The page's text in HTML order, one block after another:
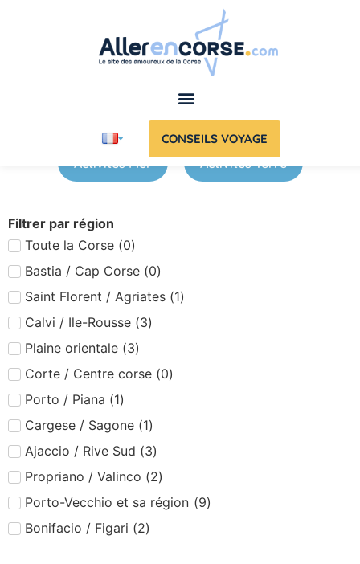
CONSEILS VOYAGE
Activités Mer Activités Terre
Filtrer par région
Toute la Corse (0)
Bastia / Cap Corse (0)
Saint Florent / Agriates (1)
Calvi / Ile-Rousse (3)
Plaine orientale (3)
Corte / Centre corse (0)
Porto / Piana (1)
Cargese / Sagone (1)
Ajaccio / Rive Sud (3)
Propriano / Valinco (2)
Porto-Vecchio et sa région (9)
Bonifacio / Figari (2)